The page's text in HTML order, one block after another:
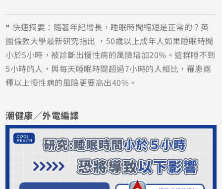
❝ 快速摘要：隨著年紀增長，睡眠時間縮短是正常的？英
國倫敦大學最新研究指出 ，50歲以上成年人如果睡眠時間
小於5小時，被診斷出慢性病的風險增加20%。這群睡不到
5小時的人，與每天睡眠時間超過7小時的人相比，罹患兩
種以上慢性病的風險更要高出40%。
潮健康／外電編譯